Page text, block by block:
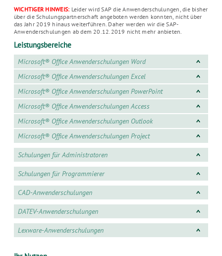
WICHTIGER HINWEIS: Leider wird SAP die Anwenderschulungen, die bisher
über die Schulungspartnerschaft angeboten werden konnten, nicht über
das Jahr 2019 hinaus weiterführen. Daher werden wir die SAP-
Anwenderschulungen ab dem 20.12.2019 nicht mehr anbieten.
Leistungsbereiche
Microsoft® Office Anwenderschulungen Word
Microsoft® Office Anwenderschulungen Excel
Microsoft® Office Anwenderschulungen PowerPoint
Microsoft® Office Anwenderschulungen Access
Microsoft® Office Anwenderschulungen Outlook
Microsoft® Office Anwenderschulungen Project
Schulungen für Administratoren
Schulungen für Programmierer
CAD-Anwenderschulungen
DATEV-Anwenderschulungen
Lexware-Anwenderschulungen